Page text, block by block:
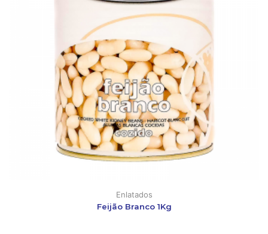
Enlatados
Feijão Branco 1Kg